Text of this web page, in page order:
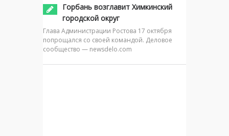
Горбань возглавит Химкинский
городской округ
Глава Администрации Ростова 17 октября
попрощался со своей командой. Деловое
сообщество — newsdelo.com